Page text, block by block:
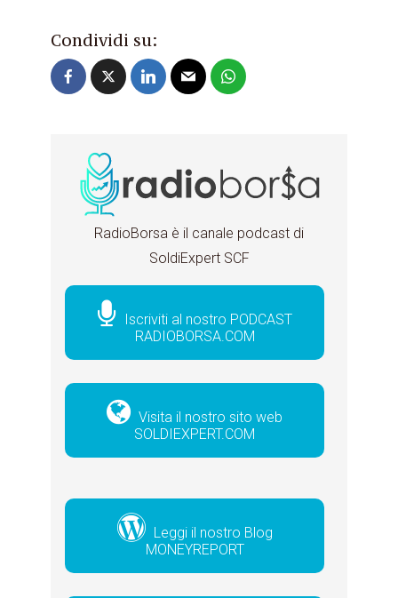
Condividi su:
RadioBorsa è il canale podcast di
SoldiExpert SCF
Iscriviti al nostro PODCAST
RADIOBORSA.COM
Visita il nostro sito web
SOLDIEXPERT.COM
Leggi il nostro Blog
MONEYREPORT